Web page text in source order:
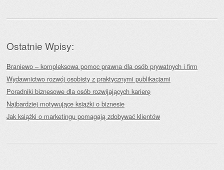
Ostatnie Wpisy:
Braniewo – kompleksowa pomoc prawna dla osób prywatnych i firm
Wydawnictwo rozwój osobisty z praktycznymi publikacjami
Poradniki biznesowe dla osób rozwijających karierę
Najbardziej motywujące książki o biznesie
Jak książki o marketingu pomagają zdobywać klientów